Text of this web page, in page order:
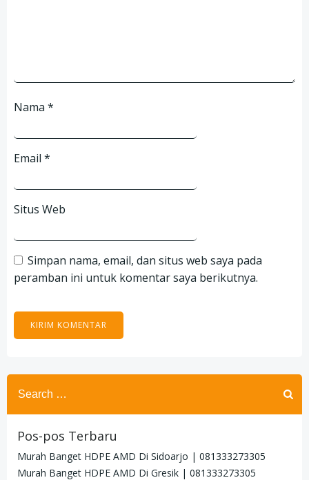
Nama *
Email *
Situs Web
Simpan nama, email, dan situs web saya pada
peramban ini untuk komentar saya berikutnya.
Search
for:
Pos-pos Terbaru
Murah Banget HDPE AMD Di Sidoarjo | 081333273305
Murah Banget HDPE AMD Di Gresik | 081333273305